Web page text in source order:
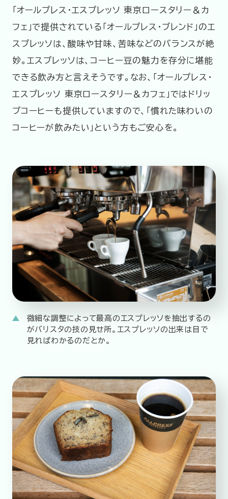
「オールプレス・エスプレッソ 東京ロースタリー＆カ
フェ」で提供されている「オールプレス・ブレンド」のエ
スプレッソは、酸味や甘味、苦味などのバランスが絶
妙。エスプレッソは、コーヒー豆の魅力を存分に堪能
できる飲み方と言えそうです。なお、「オールプレス・
エスプレッソ 東京ロースタリー＆カフェ」ではドリッ
プコーヒーも提供していますので、「慣れた味わいの
コーヒーが飲みたい」という方もご安心を。
微細な調整によって最高のエスプレッソを抽出するの
がバリスタの技の見せ所。エスプレッソの出来は目で
見ればわかるのだとか。